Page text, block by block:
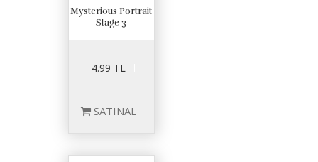
Mysterious Portrait
Stage 3
4.99 TL
SATINAL